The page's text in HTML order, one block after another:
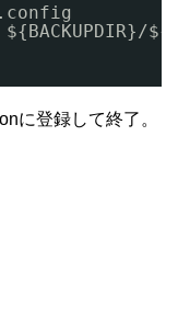
.config
に登録して終了。